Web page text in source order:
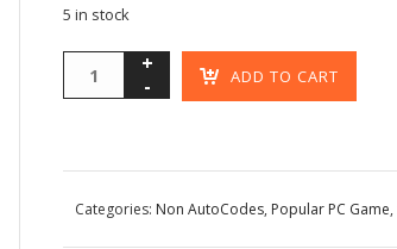
5 in stock
ADD TO CART
Categories: Non AutoCodes, Popular PC Game,